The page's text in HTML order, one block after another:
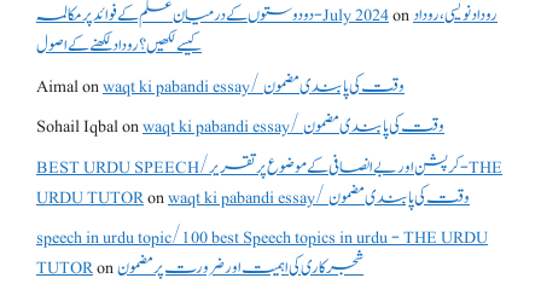
دو دوستوں کے درمیان علم کے فوائد پر مکالمہ - July 2024onروداد نویسی ،روداد
کیسے لکھیں؟ روداد لکھنے کے اصول
Aimalon
waqt ki pabandi essay/ وقت کی پابندی مضمون
Sohail Iqbalon
waqt ki pabandi essay/ وقت کی پابندی مضمون
BEST URDU SPEECH/کرپشن اور بے انصافی کے موضوع پر تقریر - THE
URDU TUTORon
waqt ki pabandi essay/ وقت کی پابندی مضمون
speech in urdu topic/100 best Speech topics in urdu - THE URDU
TUTORonشجرکاری کی اہمیت اور ضرورت پر مضمون